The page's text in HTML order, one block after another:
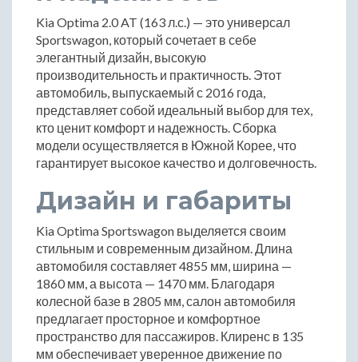
Kia Optima 2.0 AT (163 л.с.) — это универсал
Sportswagon, который сочетает в себе
элегантный дизайн, высокую
производительность и практичность. Этот
автомобиль, выпускаемый с 2016 года,
представляет собой идеальный выбор для тех,
кто ценит комфорт и надежность. Сборка
модели осуществляется в Южной Корее, что
гарантирует высокое качество и долговечность.
Дизайн и габариты
Kia Optima Sportswagon выделяется своим
стильным и современным дизайном. Длина
автомобиля составляет 4855 мм, ширина —
1860 мм, а высота — 1470 мм. Благодаря
колесной базе в 2805 мм, салон автомобиля
предлагает просторное и комфортное
пространство для пассажиров. Клиренс в 135
мм обеспечивает уверенное движение по